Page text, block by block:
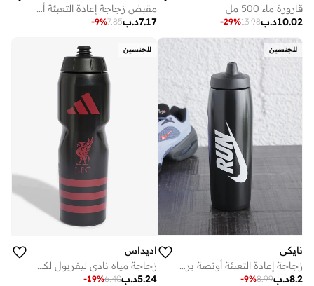
قارورة ماء 500 مل
د.ب10.02
13.98
-29%
مقبض زجاجة إعادة التعبئة أونصة
د.ب7.17
7.85
-9%
للجنسين
نايكي
زجاجة إعادة التعبئة أونصة برسومات
د.ب8.2
8.99
-9%
للجنسين
اديداس
زجاجة مياه نادي ليفربول لكرة القدم
د.ب5.24
6.40
-19%